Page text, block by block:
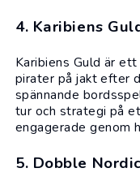
4. Karibiens
Karibiens Guld är
pirater på jakt efter
spännande
tur och strategi på
engagerade genom
5. Dobble